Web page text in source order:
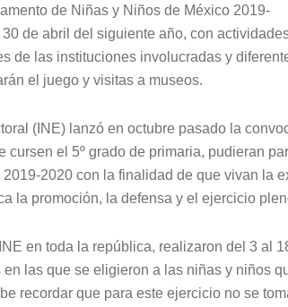
de Niñas y Niños de México 2019-
de abril del siguiente año, con
de las instituciones involucradas y
el juego y visitas a museos.
(INE) lanzó en octubre pasado la
cursen el 5º grado de primaria, pudieran
2020 con la finalidad de que vivan la
la promoción, la defensa y el ejercicio
en toda la república, realizaron del 3 al
las que se eligieron a las niñas y niños
recordar que para este ejercicio no se